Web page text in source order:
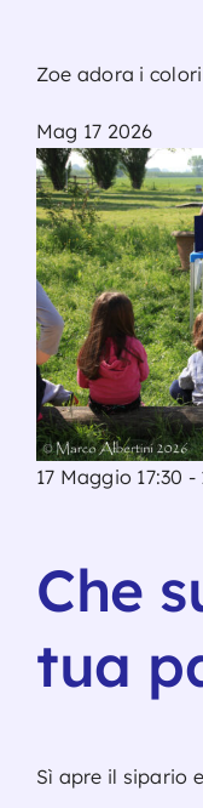
Zoe adora i
Mag 17 2026
17 Maggio 17:30 -
Che
tua
Sì apre il sipario